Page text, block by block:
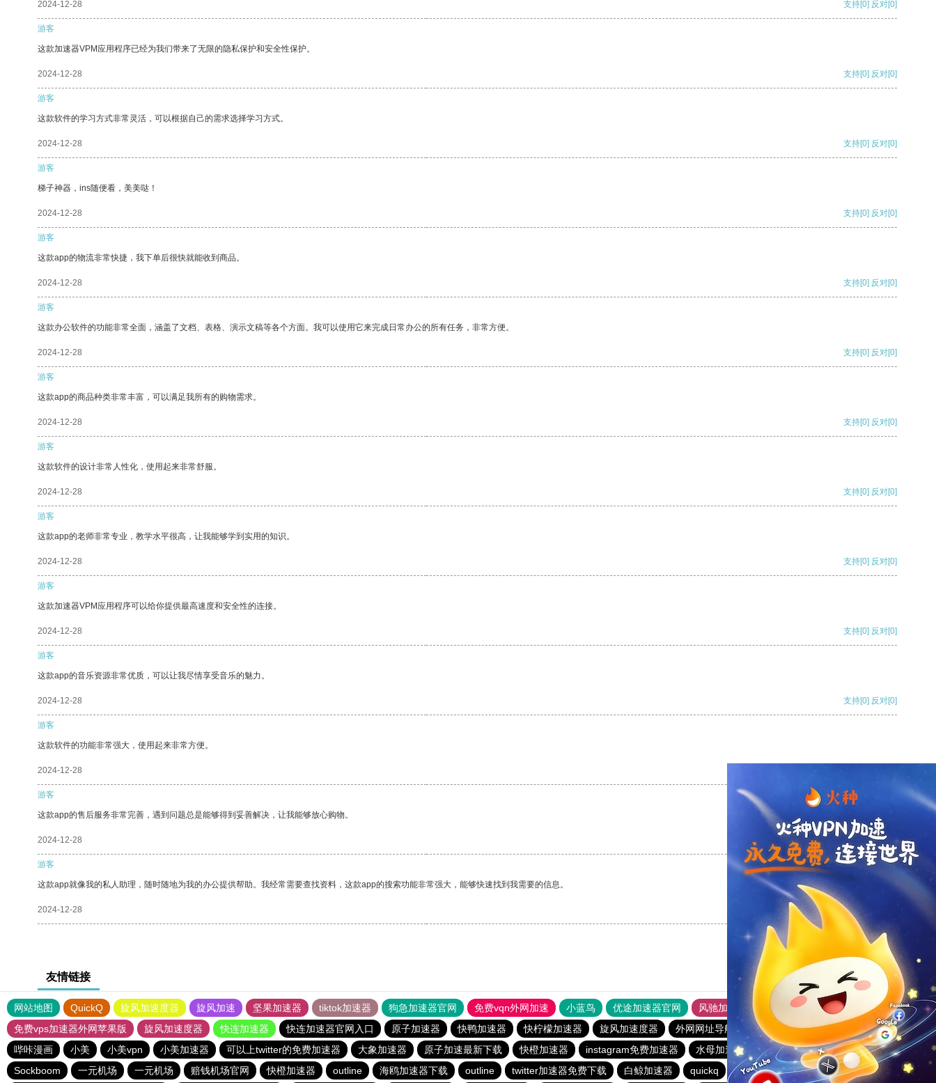
2024-12-28 支持[0] 反对[0]
游客
这款加速器VPM应用程序已经为我们带来了无限的隐私保护和安全性保护。
2024-12-28 支持[0] 反对[0]
游客
这款软件的学习方式非常灵活，可以根据自己的需求选择学习方式。
2024-12-28 支持[0] 反对[0]
游客
梯子神器，ins随便看，美美哒！
2024-12-28 支持[0] 反对[0]
游客
这款app的物流非常快捷，我下单后很快就能收到商品。
2024-12-28 支持[0] 反对[0]
游客
这款办公软件的功能非常全面，涵盖了文档、表格、演示文稿等各个方面。我可以使用它来完成日常办公的所有任务，非常方便。
2024-12-28 支持[0] 反对[0]
游客
这款app的商品种类非常丰富，可以满足我所有的购物需求。
2024-12-28 支持[0] 反对[0]
游客
这款软件的设计非常人性化，使用起来非常舒服。
2024-12-28 支持[0] 反对[0]
游客
这款app的老师非常专业，教学水平很高，让我能够学到实用的知识。
2024-12-28 支持[0] 反对[0]
游客
这款加速器VPM应用程序可以给你提供最高速度和安全性的连接。
2024-12-28 支持[0] 反对[0]
游客
这款app的音乐资源非常优质，可以让我尽情享受音乐的魅力。
2024-12-28 支持[0] 反对[0]
游客
这款软件的功能非常强大，使用起来非常方便。
2024-12-28
游客
这款app的售后服务非常完善，遇到问题总是能够得到妥善解决，让我能够放心购物。
2024-12-28 支持 [0] 反对 [0]
游客
这款app就像我的私人助理，随时随地为我的办公提供帮助。我经常需要查找资料，这款app的搜索功能非常强大，能够快速找到我需要的信息。
2024-12-28 支持
友情链接
网站地图 QuickQ 旋风加速度器 旋风加速 坚果加速器 tiktok加速器 狗急加速器官网 免费vqn外网加速 小蓝鸟 优途加速器官网 风驰加速器
旋风加速器
免费vps加速器外网苹果版
旋风加速度器 快连加速器 快连加速器官网入口 原子加速器 快鸭加速器 快柠檬加速器 旋风加速度器 外网网址导航 软件中心 雷霆加速
狂飙加速器
哔咔漫画
小美 小美vpn 小美加速器 可以上twitter的免费加速器 大象加速器 原子加速最新下载 快橙加速器 instagram免费加速器 水母加速器 快连加速器app
黑豹加速器
Sockboom
一元机场 一元机场 赔钱机场官网 快橙加速器 outline 海鸥加速器下载 outline twitter加速器免费下载 白鲸加速器 quickq 老王vqn加速 原子加速器app官方下载